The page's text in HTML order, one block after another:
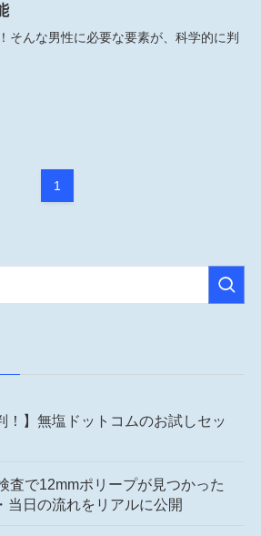
そんな男性に必要な要素が、科学的に判
1
！】無塩ドットコムのお試しセッ
査で12mmポリープが見つかった
当日の流れをリアルに公開